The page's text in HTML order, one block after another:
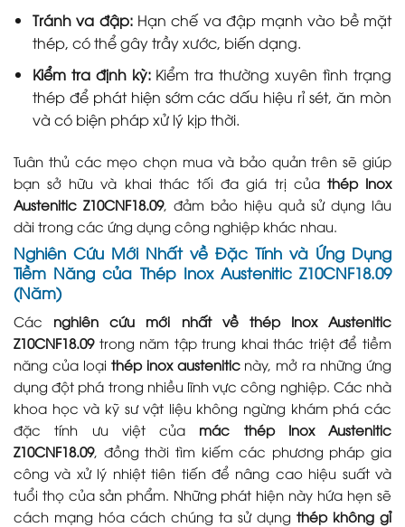
Tránh va đập:Hạn chế va đập mạnh vào bề mặt
thép, có thể gây trầy xước, biến dạng.
Kiểm tra định kỳ:Kiểm tra thường xuyên tình trạng
thép để phát hiện sớm các dấu hiệu rỉ sét, ăn mòn
và có biện pháp xử lý kịp thời.
Tuân thủ các mẹo chọn mua và bảo quản trên sẽ giúp
bạn sở hữu và khai thác tối đa giá trị của thép Inox
Austenitic Z10CNF18.09, đảm bảo hiệu quả sử dụng lâu
dài trong các ứng dụng công nghiệp khác nhau.
Nghiên Cứu Mới Nhất về Đặc Tính và Ứng Dụng
Tiềm Năng của Thép Inox Austenitic Z10CNF18.09
(Năm)
Các nghiên cứu mới nhất về thép Inox Austenitic
Z10CNF18.09trong năm tập trung khai thác triệt để tiềm
năng của loại thép inox austeniticnày, mở ra những ứng
dụng đột phá trong nhiều lĩnh vực công nghiệp. Các nhà
khoa học và kỹ sư vật liệu không ngừng khám phá các
đặc tính ưu việt của mác thép Inox Austenitic
Z10CNF18.09, đồng thời tìm kiếm các phương pháp gia
công và xử lý nhiệt tiên tiến để nâng cao hiệu suất và
tuổi thọ của sản phẩm. Những phát hiện này hứa hẹn sẽ
cách mạng hóa cách chúng ta sử dụng thép không gỉ